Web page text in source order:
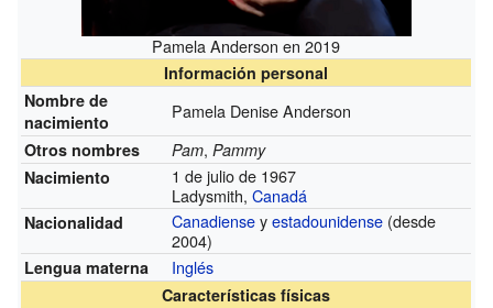
Pamela Anderson en 2019
Información personal
Nombre de
nacimiento
Pamela Denise Anderson
Otros nombres Pam,Pammy
Nacimiento
1 de julio de 1967
Ladysmith,Canadá
Nacionalidad Canadienseyestadounidense (desde
2004)
Lengua materna Inglés
Características físicas